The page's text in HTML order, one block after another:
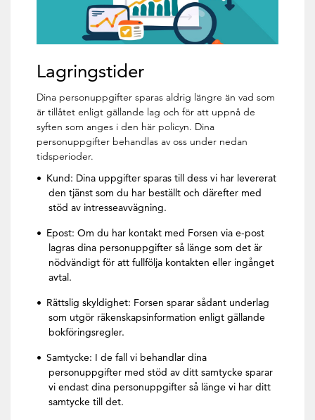
Lagringstider
Dina personuppgifter sparas aldrig längre än vad som
är tillåtet enligt gällande lag och för att uppnå de
syften som anges i den här policyn. Dina
personuppgifter behandlas av oss under nedan
tidsperioder.
Kund: Dina uppgifter sparas till dess vi har levererat
den tjänst som du har beställt och därefter med
stöd av intresseavvägning.
Epost: Om du har kontakt med Forsen via e-post
lagras dina personuppgifter så länge som det är
nödvändigt för att fullfölja kontakten eller ingånget
avtal.
Rättslig skyldighet: Forsen sparar sådant underlag
som utgör räkenskapsinformation enligt gällande
bokföringsregler.
Samtycke: I de fall vi behandlar dina
personuppgifter med stöd av ditt samtycke sparar
vi endast dina personuppgifter så länge vi har ditt
samtycke till det.